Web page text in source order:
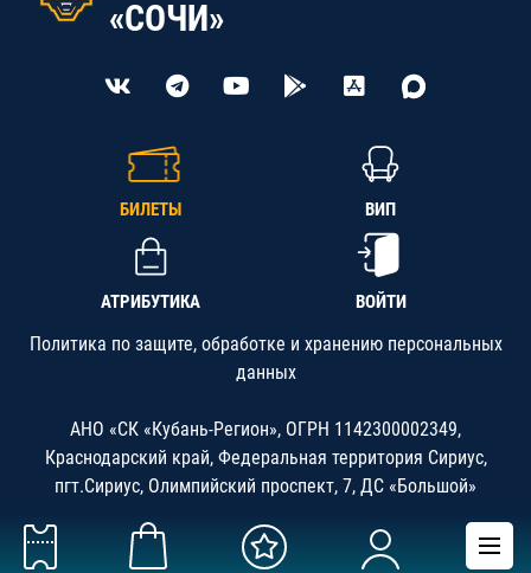
«СОЧИ»
БИЛЕТЫ ВИП
АТРИБУТИКА ВОЙТИ
Политика по защите, обработке и хранению персональных
данных
АНО «СК «Кубань-Регион», ОГРН 1142300002349,
Краснодарский край, Федеральная территория Сириус,
пгт.Сириус, Олимпийский проспект, 7, ДС «Большой»